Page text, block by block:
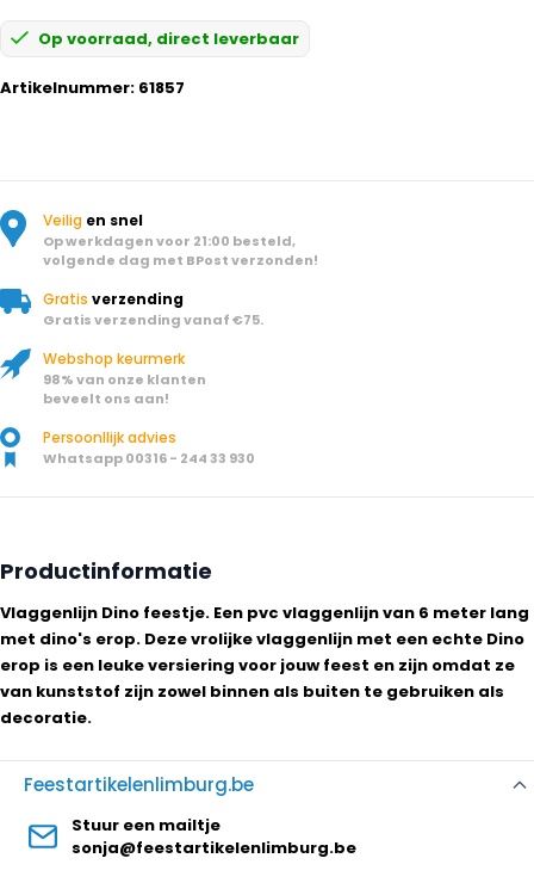
Op voorraad, direct leverbaar
Artikelnummer: 61857
Veilig en snel
Op werkdagen voor 21:00 besteld,
volgende dag met BPost verzonden!
Gratis verzending
Gratis verzending vanaf €75.
Webshop keurmerk
98% van onze klanten
beveelt ons aan!
Persoonllijk advies
Whatsapp 00316 - 244 33 930
Productinformatie
Vlaggenlijn Dino feestje. Een pvc vlaggenlijn van 6 meter lang
met dino's erop. Deze vrolijke vlaggenlijn met een echte Dino
erop is een leuke versiering voor jouw feest en zijn omdat ze
van kunststof zijn zowel binnen als buiten te gebruiken als
decoratie.
Feestartikelenlimburg.be
Stuur een mailtje
sonja@feestartikelenlimburg.be